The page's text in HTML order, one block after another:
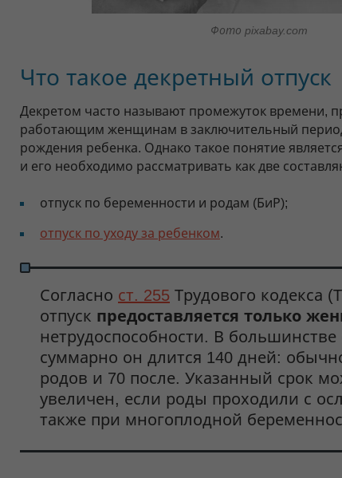
Фото pixabay.com
Что такое декретный отпуск
Декретом часто называют промежуток времени,
работающим женщинам в заключительный
рождения ребенка. Однако такое понятие
и его необходимо рассматривать как две
отпуск по беременности и родам (БиР);
отпуск по уходу за ребенком.
Согласно ст. 255 Трудового кодекса
отпуск предоставляется только
нетрудоспособности. В большинстве
суммарно он длится 140 дней:
родов и 70 после. Указанный срок
увеличен, если роды проходили с
также при многоплодной